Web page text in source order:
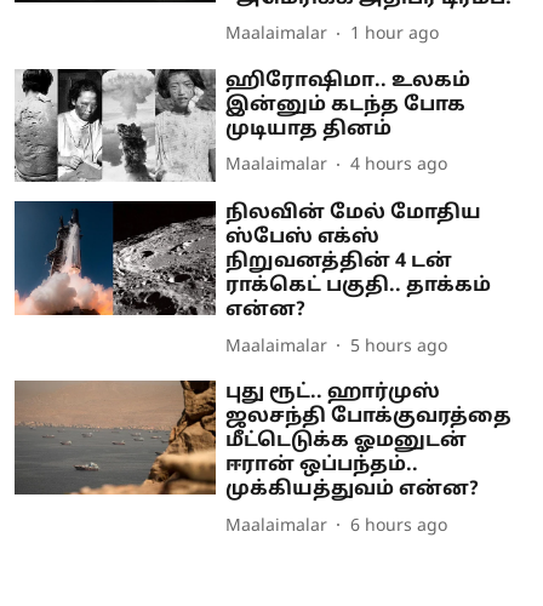
Maalaimalar 1 hour ago
ஹிரோஷிமா.. உலகம்
இன்னும் கடந்த போக
முடியாத தினம்
Maalaimalar 4 hours ago
நிலவின் மேல் மோதிய
ஸ்பேஸ் எக்ஸ்
நிறுவனத்தின் 4 டன்
ராக்கெட் பகுதி.. தாக்கம்
என்ன?
Maalaimalar 5 hours ago
புது ரூட்.. ஹார்முஸ்
ஜலசந்தி போக்குவரத்தை
மீட்டெடுக்க ஓமனுடன்
ஈரான் ஒப்பந்தம்..
முக்கியத்துவம் என்ன?
Maalaimalar 6 hours ago